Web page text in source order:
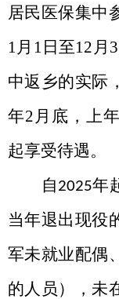
居民医保集中
1月 1 日至12 月
中返乡的实际
年2 月底，上
起享受待遇。
自2025年
当年退出现役
军未就业配偶
的人员），未